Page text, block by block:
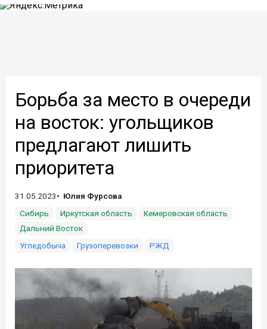
Борьба за место в очереди
на восток: угольщиков
предлагают лишить
приоритета
31.05.2023
Юлия Фурсова
Сибирь
Иркутская область
Кемеровская область
Дальний Восток
Угледобыча
Грузоперевозки РЖД